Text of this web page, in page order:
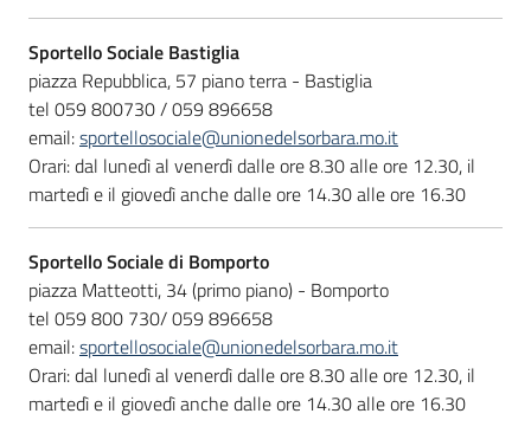
Newsletter
Sportello Sociale Bastiglia
piazza Repubblica, 57 piano terra - Bastiglia
tel 059 800730 / 059 896658
email:sportellosociale@unionedelsorbara.mo.it
Orari: dal lunedì al venerdì dalle ore 8.30 alle ore 12.30, il
martedì e il giovedì anche dalle ore 14.30 alle ore 16.30
Sportello Sociale di Bomporto
piazza Matteotti, 34 (primo piano) - Bomporto
tel 059 800 730/ 059 896658
email:sportellosociale@unionedelsorbara.mo.it
Orari: dal lunedì al venerdì dalle ore 8.30 alle ore 12.30, il
martedì e il giovedì anche dalle ore 14.30 alle ore 16.30